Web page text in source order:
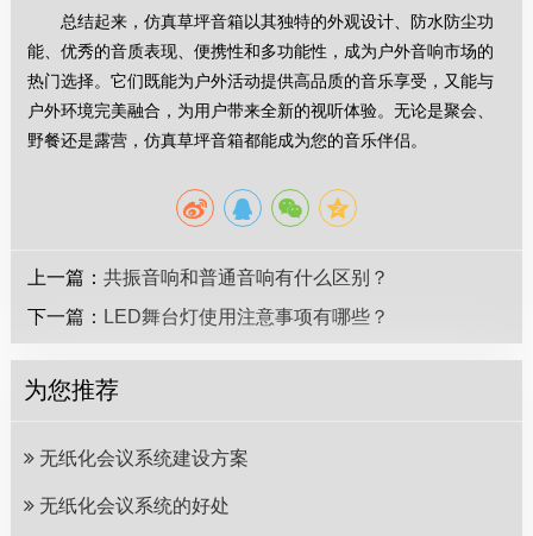
总结起来，仿真草坪音箱以其独特的外观设计、防水防尘功
能、优秀的音质表现、便携性和多功能性，成为户外音响市场的
热门选择。它们既能为户外活动提供高品质的音乐享受，又能与
户外环境完美融合，为用户带来全新的视听体验。无论是聚会、
野餐还是露营，仿真草坪音箱都能成为您的音乐伴侣。
上一篇：共振音响和普通音响有什么区别？
下一篇： LED舞台灯使用注意事项有哪些？
为您推荐
无纸化会议系统建设方案
无纸化会议系统的好处